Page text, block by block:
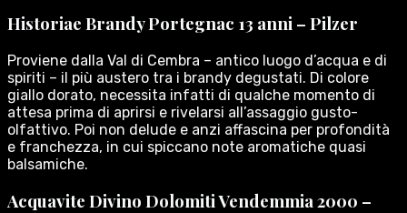
Historiae Brandy Portegnac 13 anni – Pilzer
Proviene dalla Val di Cembra – antico luogo d’acqua e di
spiriti – il più austero tra i brandy degustati. Di colore
giallo dorato, necessita infatti di qualche momento di
attesa prima di aprirsi e rivelarsi all’assaggio gusto-
olfattivo. Poi non delude e anzi affascina per profondità
e franchezza, in cui spiccano note aromatiche quasi
balsamiche.
Acquavite Divino Dolomiti Vendemmia 2000 –